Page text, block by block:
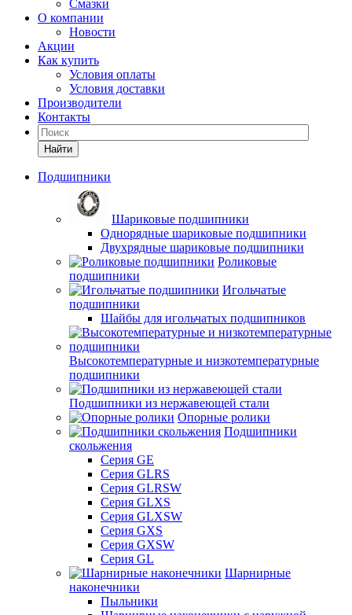
Смазки
О компании
Новости
Акции
Как купить
Условия оплаты
Условия доставки
Производители
Контакты
Найти
Подшипники
Шариковые подшипники
Однорядные шариковые подшипники
Двухрядные шариковые подшипники
Роликовые
подшипники
Игольчатые
подшипники
Шайбы для игольчатых подшипников
Высокотемпературные и низкотемпературные
подшипники
Подшипники из нержавеющей стали
Опорные ролики
Подшипники
скольжения
Серия GE
Серия GLRS
Серия GLRSW
Серия GLXS
Серия GLXSW
Серия GXS
Серия GXSW
Серия GL
Шарнирные
наконечники
Пыльники